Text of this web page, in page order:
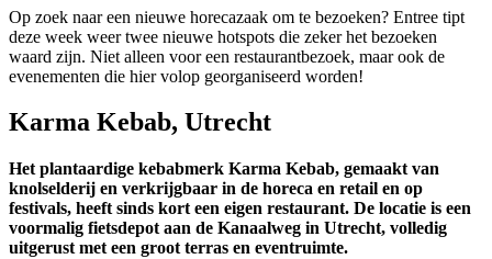
Op zoek naar een nieuwe horecazaak om te bezoeken? Entree tipt
deze week weer twee nieuwe hotspots die zeker het bezoeken
waard zijn. Niet alleen voor een restaurantbezoek, maar ook de
evenementen die hier volop georganiseerd worden!
Karma Kebab, Utrecht
Het plantaardige kebabmerk Karma Kebab, gemaakt van
knolselderij en verkrijgbaar in de horeca en retail en op
festivals, heeft sinds kort een eigen restaurant. De locatie is een
voormalig fietsdepot aan de Kanaalweg in Utrecht, volledig
uitgerust met een groot terras en eventruimte.